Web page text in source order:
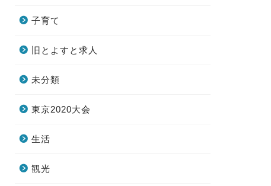
子育て
旧とよすと求人
未分類
東京2020大会
生活
観光